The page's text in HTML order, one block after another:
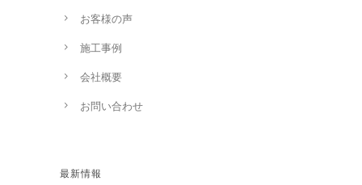
お客様の声
施工事例
会社概要
お問い合わせ
最新情報